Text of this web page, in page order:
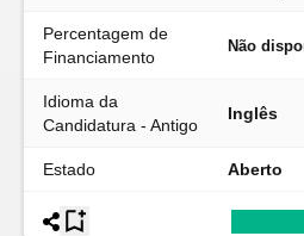
Percentagem de
Financiamento
Não
Idioma da
Candidatura - Antigo
Inglês
Estado Aberto